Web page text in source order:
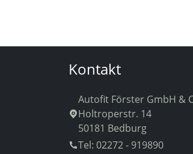
Kontakt
Autofit Förster GmbH &
Holtroperstr. 14
50181 Bedburg
Tel: 02272 - 919890